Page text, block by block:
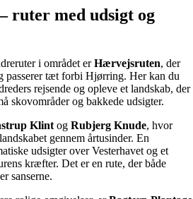
ruter med udsigt og
i området erHærvejsruten, der
passerer tæt forbi Hjørring. Her kan du
rejsende og opleve et landskab, der
skovområder og bakkede udsigter.
Klintog Rubjerg Knude, hvor
gennem årtusinder. En
udsigter over Vesterhavet og et
kræfter. Det er en rute, der både
sanserne.